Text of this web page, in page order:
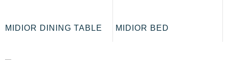
MIDIOR DINING TABLE MIDIOR BED